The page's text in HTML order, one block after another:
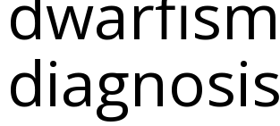
diagnosis